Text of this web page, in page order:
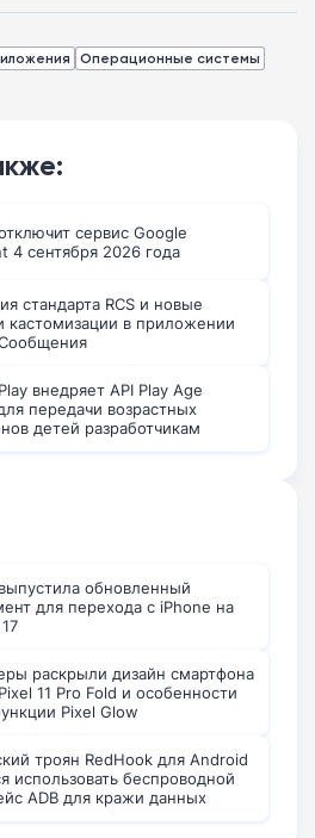
Операционные системы
сервис Google
4 сентября 2026 года
стандарта RCS и новые
кастомизации в приложении
внедряет API Play Age
передачи возрастных
детей разработчикам
обновленный
для перехода с iPhone на
раскрыли дизайн смартфона
11 Pro Fold и особенности
Pixel Glow
троян RedHook для Android
использовать беспроводной
ADB для кражи данных